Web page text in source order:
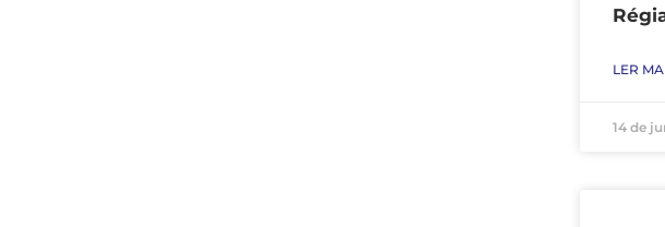
LER
14 de